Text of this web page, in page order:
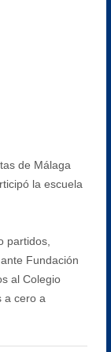
de Málaga
la escuela
partidos,
Fundación
al Colegio
a cero a